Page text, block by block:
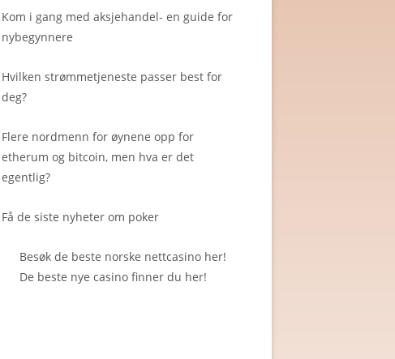
Kom i gang med aksjehandel- en guide for
nybegynnere
Hvilken strømmetjeneste passer best for
deg?
Flere nordmenn for øynene opp for
etherum og bitcoin, men hva er det
egentlig?
Få de siste nyheter om poker
Besøk de beste norske nettcasino her!
De beste nye casino finner du her!